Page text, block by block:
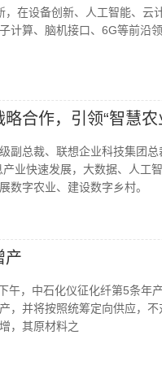
在设备创新、人工智能、云
计算、脑机接口、6G等前沿领
合作，引领“智慧农
副总裁、联想企业科技集团总
业快速发展，大数据、人工
数字农业、建设数字乡村。
产
午，中石化仪征化纤第5条年
，并将按照统筹定向供应，
，其原材料之